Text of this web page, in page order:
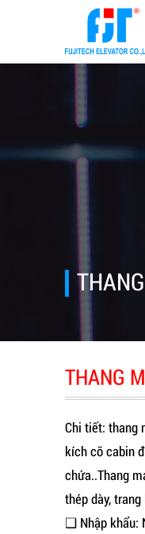
THANG
Chi tiết: thang
kích cỡ cabin
chứa..Thang
thép dày,
❑ Nhập khẩu: